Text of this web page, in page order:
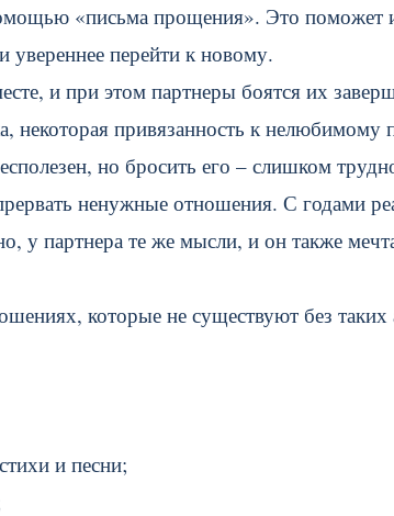
«письма прощения». Это поможет
увереннее перейти к новому.
и при этом партнеры боятся их
некоторая привязанность к
но бросить его – слишком
ненужные отношения. С годами
у партнера те же мысли, и он также
которые не существуют без
и песни;